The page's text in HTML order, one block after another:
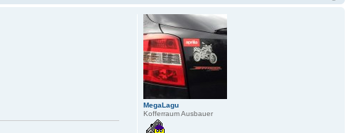
MegaLagu
Kofferraum Ausbauer